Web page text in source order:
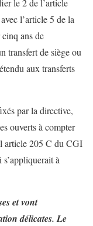
le 2 de l’article
l’article 5 de la
ans de
transfert de siège ou
aux transferts
par la directive,
ouverts à compter
article 205 C du CGI
à
et vont
délicates. Le